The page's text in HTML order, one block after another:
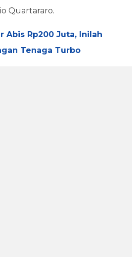
Quartararo.
Abis Rp200 Juta, Inilah
Tenaga Turbo